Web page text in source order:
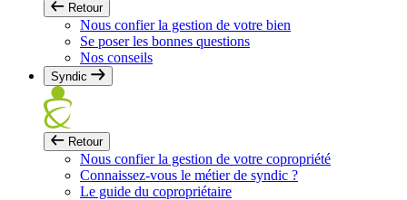
Retour
Nous confier la gestion de votre bien
Se poser les bonnes questions
Nos conseils
Syndic
Retour
Nous confier la gestion de votre copropriété
Connaissez-vous le métier de syndic ?
Le guide du copropriétaire